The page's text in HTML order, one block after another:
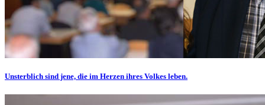
Unsterblich sind jene, die im Herzen ihres Volkes leben.